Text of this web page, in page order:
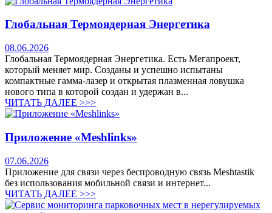
Глобальная Термоядерная Энергетика
08.06.2026
Глобальная Термоядерная Энергетика. Есть Мегапроект,
который меняет мир. Созданы и успешно испытаны
компактные гамма-лазер и открытая плазменная ловушка
нового типа в которой создан и удержан в...
ЧИТАТЬ ДАЛЕЕ >>>
Приложение «Meshlinks»
07.06.2026
Приложение для связи через беспроводную связь Meshtastik
без использования мобильной связи и интернет...
ЧИТАТЬ ДАЛЕЕ >>>